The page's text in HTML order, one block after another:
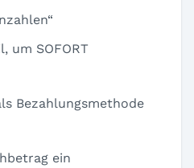
um SOFORT
Bezahlungsmethode
ein